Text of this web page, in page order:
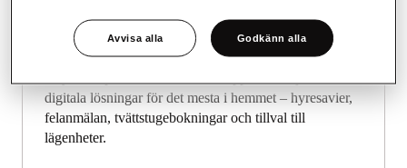
En del i ett digitalt ekosystem
digitala lösningar för det mesta i hemmet – hyresavier,
felanmälan, tvättstugebokningar och tillval till
lägenheter.
Avvisa alla Godkänn alla